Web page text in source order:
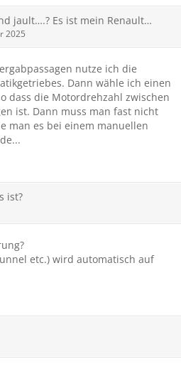
jault….? Es ist mein Renault…
2025
nutze ich die
Dann wähle ich einen
dass die Motordrehzahl zwischen
ist. Dann muss man fast nicht
man es bei einem manuellen
ist?
etc.) wird automatisch auf